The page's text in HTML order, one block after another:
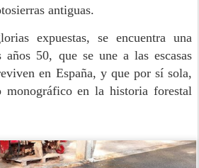
antiguas.
expuestas, se encuentra una
50, que se une a las escasas
en España, y que por sí sola,
monográfico en la historia forestal